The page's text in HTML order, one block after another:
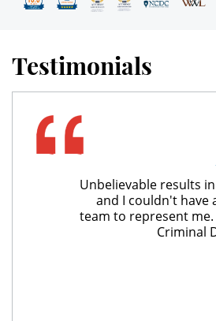
Gambling Fraud
Real Estate Fraud
Unemployment
Testimonials
Unbelievable results
and I couldn't have
team to represent me.
Criminal